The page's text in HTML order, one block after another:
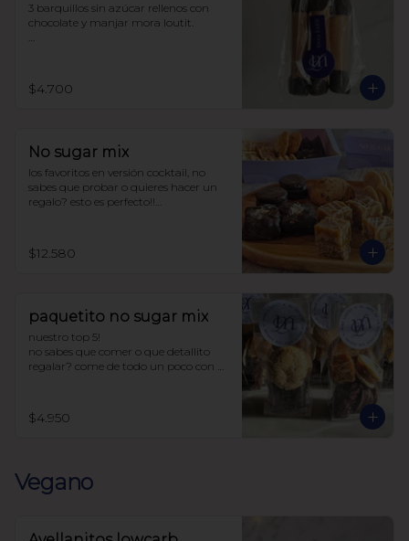
3 barquillos sin azúcar rellenos con
chocolate y manjar mora loutit.
$4.700
No sugar mix
los favoritos en versión cocktail, no
sabes que probar o quieres hacer un
regalo? esto es perfecto!!
4 chilenitos
2 cookie avena
todo endulzado con alulosa.
$12.580
paquetito no sugar mix
nuestro top 5!
no sabes que comer o que detallito
regalar? come de todo un poco con
Incluye:
1 cookie avena
1 snicker
$4.950
Vegano